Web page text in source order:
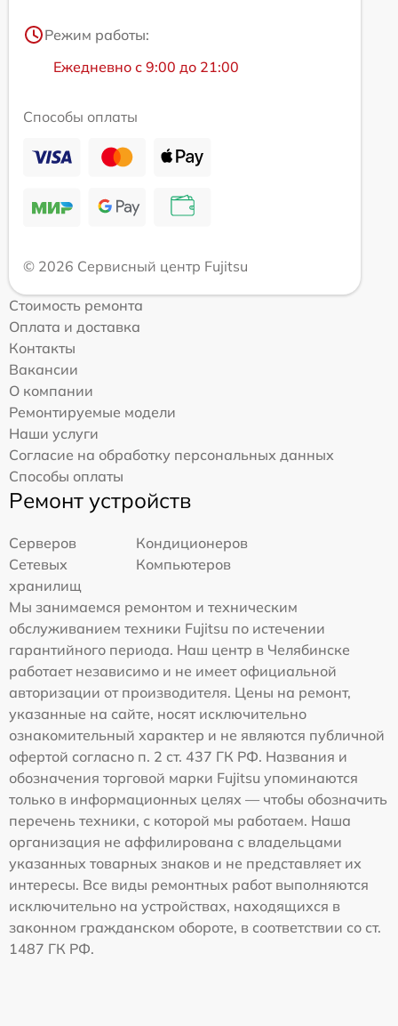
Режим работы:
Ежедневно с 9:00 до 21:00
Способы оплаты
© 2026 Сервисный центр Fujitsu
Стоимость ремонта
Оплата и доставка
Контакты
Вакансии
О компании
Ремонтируемые модели
Наши услуги
Согласие на обработку персональных данных
Способы оплаты
Ремонт устройств
Серверов
Кондиционеров
Сетевых
хранилищ
Компьютеров
Мы занимаемся ремонтом и техническим
обслуживанием техники Fujitsu по истечении
гарантийного периода. Наш центр в Челябинске
работает независимо и не имеет официальной
авторизации от производителя. Цены на ремонт,
указанные на сайте, носят исключительно
ознакомительный характер и не являются публичной
офертой согласно п. 2 ст. 437 ГК РФ. Названия и
обозначения торговой марки Fujitsu упоминаются
только в информационных целях — чтобы обозначить
перечень техники, с которой мы работаем. Наша
организация не аффилирована с владельцами
указанных товарных знаков и не представляет их
интересы. Все виды ремонтных работ выполняются
исключительно на устройствах, находящихся в
законном гражданском обороте, в соответствии со ст.
1487 ГК РФ.